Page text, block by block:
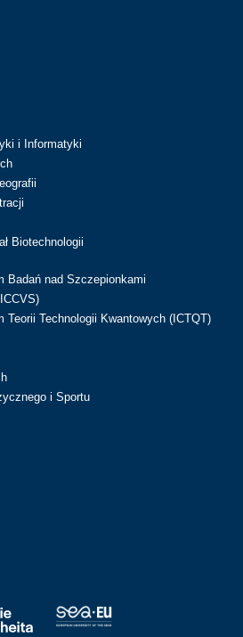
i Informatyki
Biotechnologii
Badań nad Szczepionkami
Teorii Technologii Kwantowych (ICTQT)
i Sportu